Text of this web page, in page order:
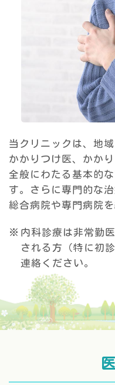
当クリニックは、地
かかりつけ医、かか
全般にわたる基本的
す。さらに専門的な
総合病院や専門病院
内科診療は非常勤
される方（特に初
連絡ください。